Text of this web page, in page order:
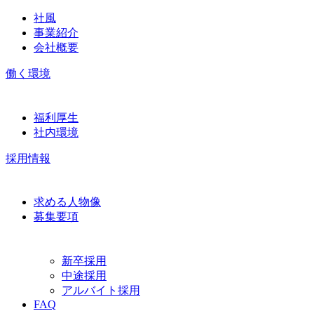
社風
事業紹介
会社概要
働く環境
福利厚生
社内環境
採用情報
求める人物像
募集要項
新卒採用
中途採用
アルバイト採用
FAQ